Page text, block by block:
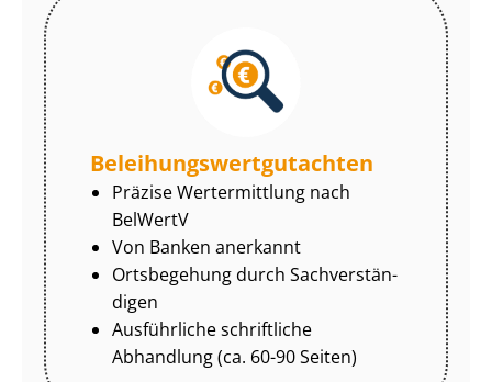
Be­lei­hungs­wert­gut­ach­ten
Präzise Wertermittlung nach
BelWertV
Von Banken anerkannt
Ortsbegehung durch Sach­ver­stän­
di­gen
Ausführliche schriftliche
Abhandlung (ca. 60-90 Seiten)